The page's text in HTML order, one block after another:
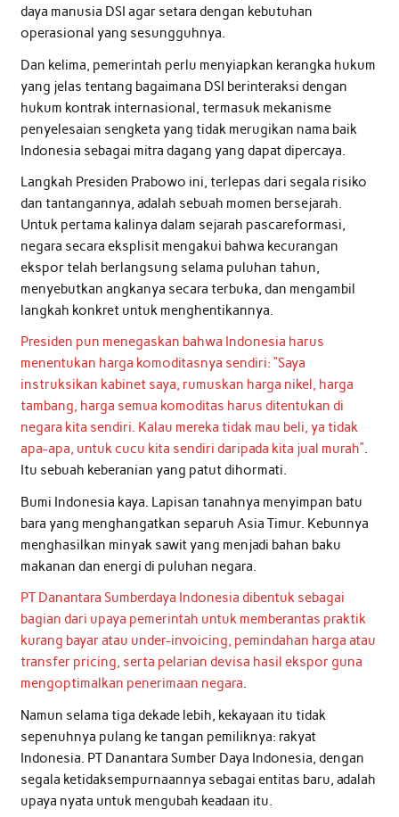
daya manusia DSI agar setara dengan kebutuhan
operasional yang sesungguhnya.
Dan kelima, pemerintah perlu menyiapkan kerangka hukum
yang jelas tentang bagaimana DSI berinteraksi dengan
hukum kontrak internasional, termasuk mekanisme
penyelesaian sengketa yang tidak merugikan nama baik
Indonesia sebagai mitra dagang yang dapat dipercaya.
Langkah Presiden Prabowo ini, terlepas dari segala risiko
dan tantangannya, adalah sebuah momen bersejarah.
Untuk pertama kalinya dalam sejarah pascareformasi,
negara secara eksplisit mengakui bahwa kecurangan
ekspor telah berlangsung selama puluhan tahun,
menyebutkan angkanya secara terbuka, dan mengambil
langkah konkret untuk menghentikannya.
Presiden pun menegaskan bahwa Indonesia harus
menentukan harga komoditasnya sendiri: “Saya
instruksikan kabinet saya, rumuskan harga nikel, harga
tambang, harga semua komoditas harus ditentukan di
negara kita sendiri. Kalau mereka tidak mau beli, ya tidak
apa-apa, untuk cucu kita sendiri daripada kita jual murah”.
Itu sebuah keberanian yang patut dihormati.
Bumi Indonesia kaya. Lapisan tanahnya menyimpan batu
bara yang menghangatkan separuh Asia Timur. Kebunnya
menghasilkan minyak sawit yang menjadi bahan baku
makanan dan energi di puluhan negara.
PT Danantara Sumberdaya Indonesia dibentuk sebagai
bagian dari upaya pemerintah untuk memberantas praktik
kurang bayar atau under-invoicing, pemindahan harga atau
transfer pricing, serta pelarian devisa hasil ekspor guna
mengoptimalkan penerimaan negara.
Namun selama tiga dekade lebih, kekayaan itu tidak
sepenuhnya pulang ke tangan pemiliknya: rakyat
Indonesia. PT Danantara Sumber Daya Indonesia, dengan
segala ketidaksempurnaannya sebagai entitas baru, adalah
upaya nyata untuk mengubah keadaan itu.